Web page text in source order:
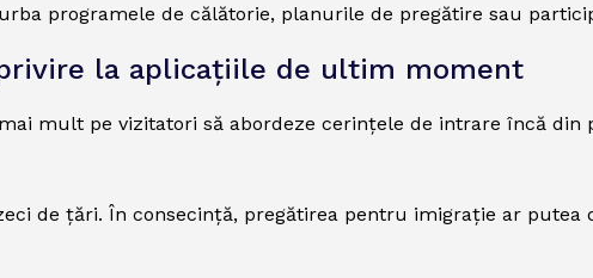
programele de călătorie, planurile de pregătire sau
la aplicațiile de ultim moment
mult pe vizitatori să abordeze cerințele de intrare încă din
de țări. În consecință, pregătirea pentru imigrație ar putea